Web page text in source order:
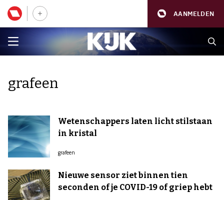
AANMELDEN
grafeen
Wetenschappers laten licht stilstaan
in kristal
grafeen
Nieuwe sensor ziet binnen tien
seconden of je COVID-19 of griep hebt